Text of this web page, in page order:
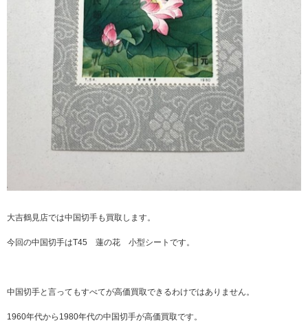
大吉鶴見店では中国切手も買取します。
今回の中国切手はT45 蓮の花 小型シートです。
中国切手と言ってもすべてが高価買取できるわけではありません。
1960年代から1980年代の中国切手が高価買取です。